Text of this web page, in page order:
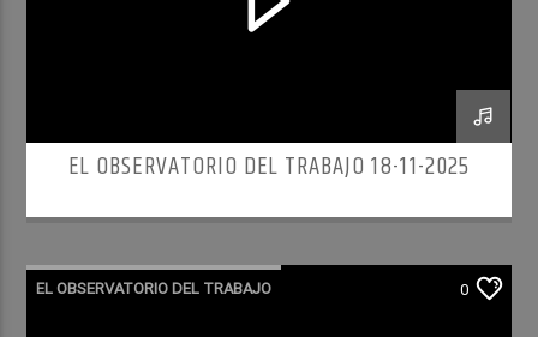
EL OBSERVATORIO DEL TRABAJO 18-11-2025
EL OBSERVATORIO DEL TRABAJO 0